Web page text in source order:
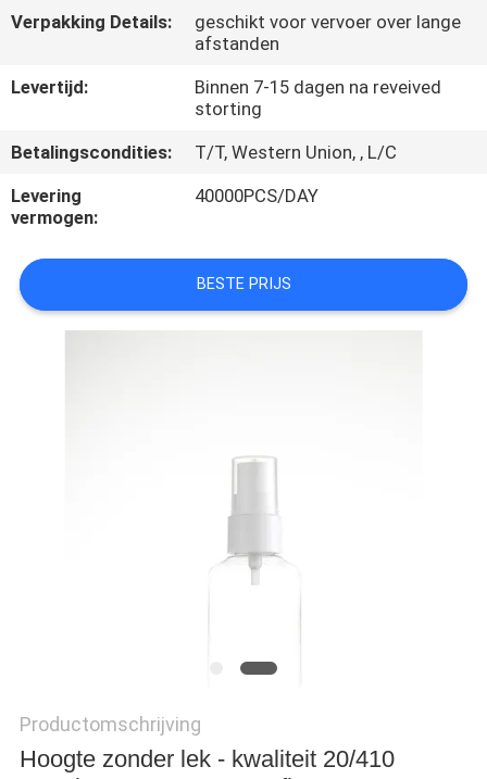
ONS
NIEUWS
GEVALLEN
SITEMAP
PRIVACY
POLICY
Verpakking Details:
geschikt voor vervoer over lange
afstanden
Levertijd:
Binnen 7-15 dagen na reveived
storting
Betalingscondities:
T/T, Western Union, , L/C
Levering
vermogen:
40000PCS/DAY
BESTE PRIJS
Productomschrijving
Hoogte zonder lek - kwaliteit 20/410